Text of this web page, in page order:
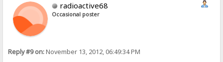
radioactive68
Occasional poster
Reply #9 on:November 13, 2012, 06:49:34 PM